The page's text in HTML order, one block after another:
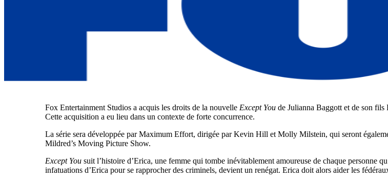
Fox Entertainment Studios a acquis les droits de la nouvelle Except You de Julianna Baggott et de son fils
Cette acquisition a eu lieu dans un contexte de forte concurrence.
La série sera développée par Maximum Effort, dirigée par Kevin Hill et Molly Milstein, qui seront
Mildred’s Moving Picture Show.
Except You suit l’histoire d’Erica, une femme qui tombe inévitablement amoureuse de chaque personne
infatuations d’Erica pour se rapprocher des criminels, devient un renégat. Erica doit alors aider les